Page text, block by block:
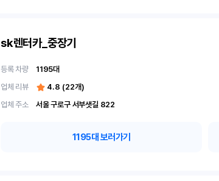
sk렌터카_중장기
등록 차량 1195대
업체 리뷰
4.8 (22개)
업체 주소
서울 구로구 서부샛길 822
1195대 보러가기